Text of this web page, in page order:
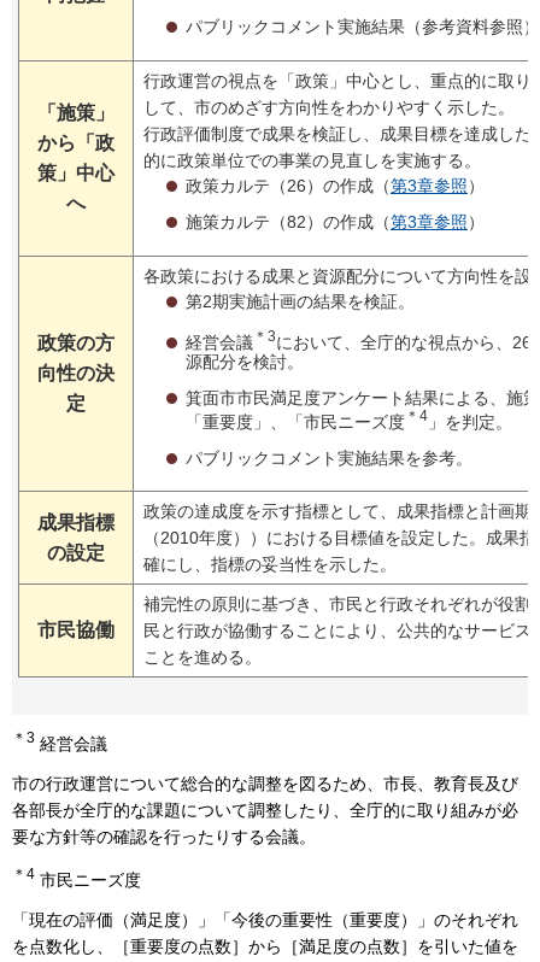
パブリックコメント実施結果（参考資料参照）
「施策」
から「政
策」中心
へ
行政運営の視点を「政策」中心とし、重点的に取り
して、市のめざす方向性をわかりやすく示した。
行政評価制度で成果を検証し、成果目標を達成した
的に政策単位での事業の見直しを実施する。
政策カルテ（26）の作成（第3章参照）
施策カルテ（82）の作成（第3章参照）
政策の方
向性の決
定
各政策における成果と資源配分について方向性を設
第2期実施計画の結果を検証。
経営会議 ＊3において、全庁的な視点から、26
源配分を検討。
箕面市市民満足度アンケート結果による、施
「重要度」、「市民ニーズ度 ＊4 」を判定。
パブリックコメント実施結果を参考。
成果指標
の設定
政策の達成度を示す指標として、成果指標と計画期
（2010年度））における目標値を設定した。成果
確にし、指標の妥当性を示した。
市民協働
補完性の原則に基づき、市民と行政それぞれが役割
民と行政が協働することにより、公共的なサービス
ことを進める。
＊3 経営会議
市の行政運営について総合的な調整を図るため、市長、教育長及び
各部長が全庁的な課題について調整したり、全庁的に取り組みが必
要な方針等の確認を行ったりする会議。
＊4 市民ニーズ度
「現在の評価（満足度）」「今後の重要性（重要度）」のそれぞれ
を点数化し、［重要度の点数］から［満足度の点数］を引いた値を